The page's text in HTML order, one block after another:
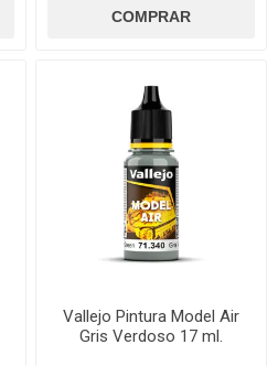
Vallejo Pintura Model Air
Gris Verdoso 17 ml.